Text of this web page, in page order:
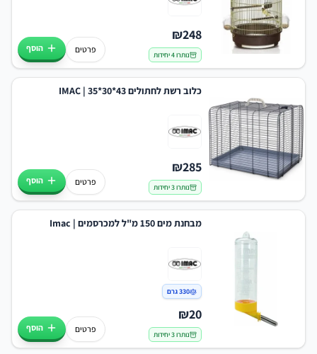
₪248
נותרו 4 יחידות
פרטים הוסף
כלוב רשת לחתולים 43*30*35 | IMAC
₪285
נותרו 3 יחידות
פרטים הוסף
מבחנת מים 150 מ"ל למכרסמים | Imac
330 גרם
₪20
נותרו 3 יחידות
פרטים הוסף